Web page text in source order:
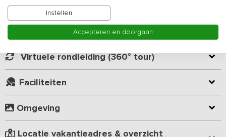
Je beschikt over een grote verblijfsruimte die met warme kleuren
sfeervol is ingericht. Er is een zit- en eetgedeelte, keuken,
pooltafel, beamer en geluidsinstallatie. De landelijke rode keuken
is o.a. voorzien van 4-pits fornuis, oven, magnetron, vaatwasser en
speelschuur vind je nog een extra keukenblokje met 4-pits fornuis.
De verblijfsruimte is tevens voorzien van een sanitaire ruimte met
2 douches, 2 toiletten, 3 wastafels en babyroom. Overnachten doe
je in de vier naast elkaar gelegen 6-persoons lodges ieder
voorzien van vier bedden, 2 hoogslapers, douche, toilet en
wastafel.
Kamer indeling
Geverifieerde beoordelingen
Virtuele rondleiding (360° tour)
Faciliteiten
Omgeving
Locatie vakantieadres & overzicht
Instellen
Accepteren en doorgaan